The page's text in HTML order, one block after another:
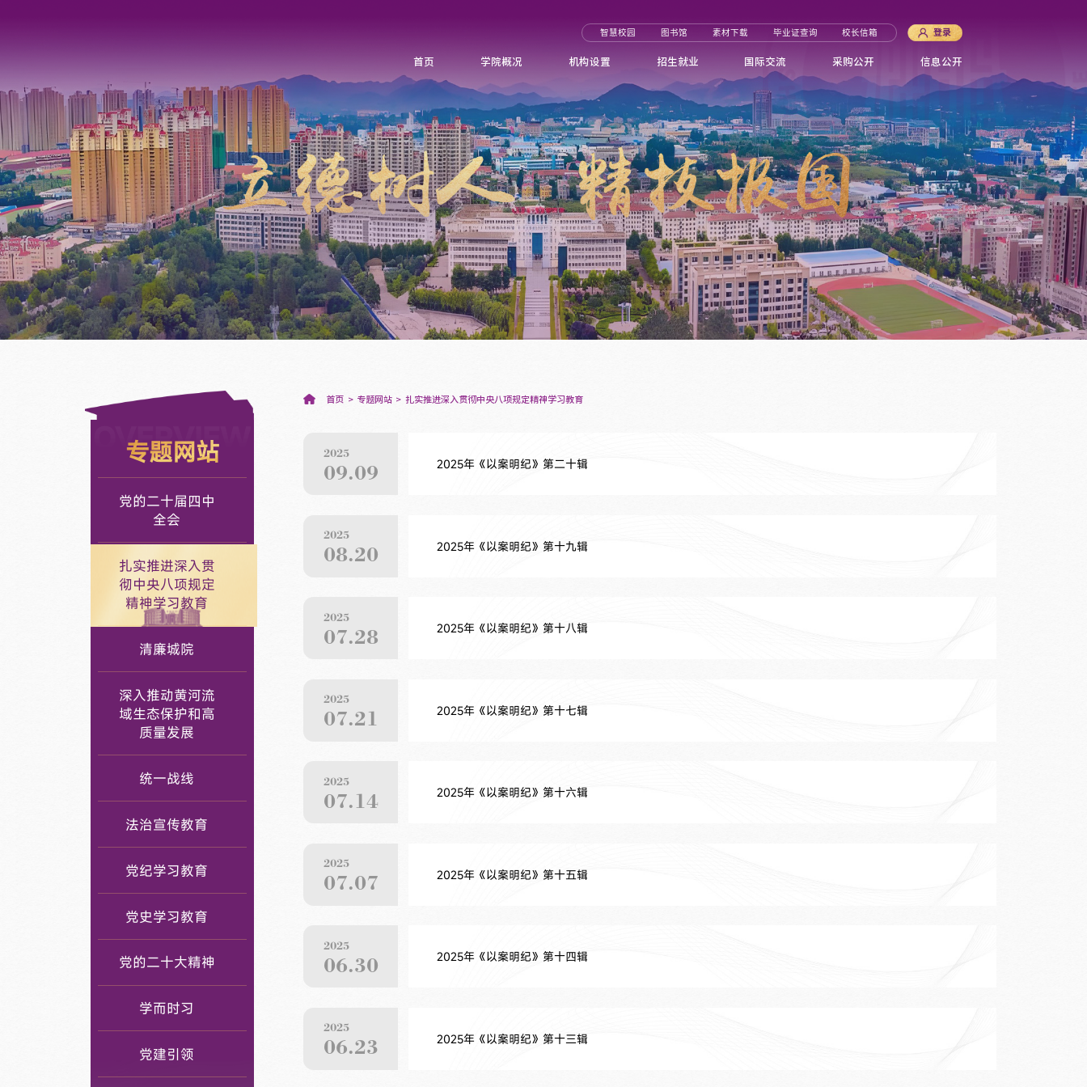
智慧校园 图书馆 素材下载 毕业证查询 校长信箱 登录
首页 学院概况 机构设置 招生就业 国际交流 采购公开 信息公开
OVERVIEW
专题网站
党的二十届四中
全会
扎实推进深入贯
彻中央八项规定
精神学习教育
清廉城院
深入推动黄河流
域生态保护和高
质量发展
统一战线
法治宣传教育
党纪学习教育
党史学习教育
党的二十大精神
学而时习
党建引领
首页 专题网站 扎实推进深入贯彻中央八项规定精神学习教育
2025
09.09 2025年《以案明纪》第二十辑
2025
08.20 2025年《以案明纪》第十九辑
2025
07.28 2025年《以案明纪》第十八辑
2025
07.21 2025年《以案明纪》第十七辑
2025
07.14 2025年《以案明纪》第十六辑
2025
07.07 2025年《以案明纪》第十五辑
2025
06.30 2025年《以案明纪》第十四辑
2025
06.23 2025年《以案明纪》第十三辑